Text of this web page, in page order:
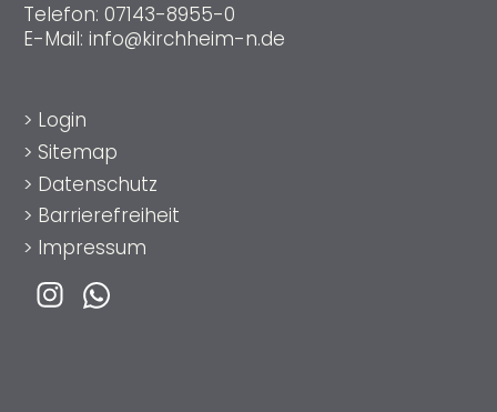
Telefon: 07143-8955-0
E-Mail: info@kirchheim-n.de
> Login
> Sitemap
> Datenschutz
> Barrierefreiheit
> Impressum